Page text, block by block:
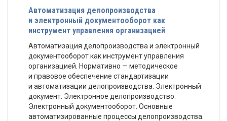
Автоматизация делопроизводства
и электронный документооборот как
инструмент управления организацией
Автоматизация делопроизводства и электронный
документооборот как инструмент управления
организацией. Нормативно — методическое
и правовое обеспечение стандартизации
и автоматизации делопроизводства. Электронный
документ. Электронное делопроизводство.
Электронный документооборот. Основные
автоматизированные процессы делопроизводства.